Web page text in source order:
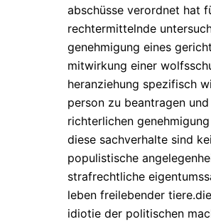
abschüsse verordnet hat
rechtermittelnde
genehmigung eines
mitwirkung einer
heranziehung spezifisch
person zu beantragen
richterlichen
diese sachverhalte sind
populistische
strafrechtliche
leben freilebender
idiotie der politischen